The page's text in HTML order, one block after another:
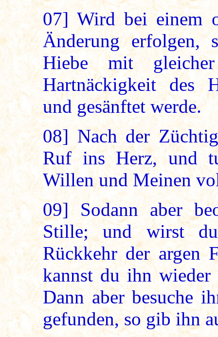
07] Wird bei einem
Änderung erfolgen,
Hiebe mit
Hartnäckigkeit des
und gesänftet werde.
08] Nach der
Ruf ins Herz, und
Willen und Meinen
09]Sodann aber
Stille; und wirst
Rückkehr der argen
kannst du ihn wieder
Dann aber besuche
gefunden, so gib ihn